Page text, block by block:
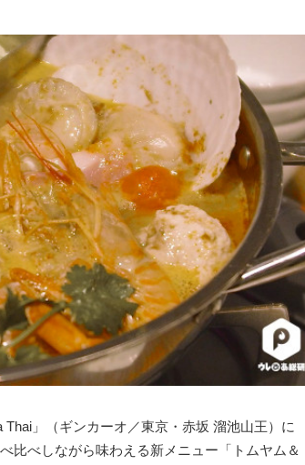
」（ギンカーオ／東京・赤坂 溜池山王）に
比べしながら味わえる新メニュー「トムヤム＆